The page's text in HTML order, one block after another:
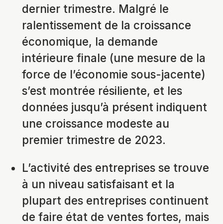
dernier trimestre. Malgré le
ralentissement de la croissance
économique, la demande
intérieure finale (une mesure de la
force de l’économie sous-jacente)
s’est montrée résiliente, et les
données jusqu’à présent indiquent
une croissance modeste au
premier trimestre de 2023.
L’activité des entreprises se trouve
à un niveau satisfaisant et la
plupart des entreprises continuent
de faire état de ventes fortes, mais